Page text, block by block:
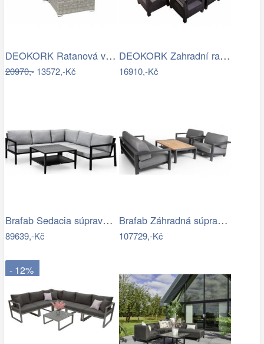
DEOKORK Ratanová variabilní sestava…
20970,-13572,-Kč
DEOKORK Zahradní ratanová sestava…
16910,-Kč
Brafab Sedacia súprava BELFORT čierna -…
89639,-Kč
Brafab Záhradná súprava AMESDALE -…
107729,-Kč
- 12%